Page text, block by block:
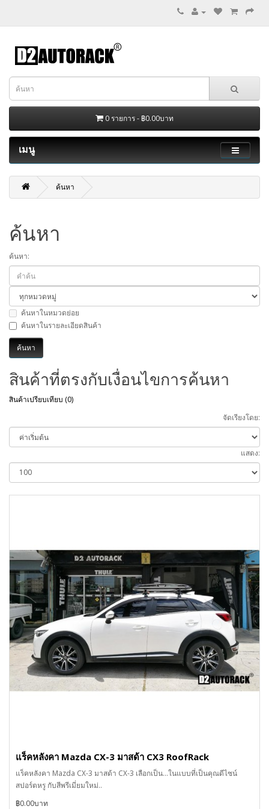
0 รายการ - ฿0.00บาท
เมนู
ค้นหา
ค้นหา
ค้นหา:
ค้นหาในหมวดย่อย
ค้นหาในรายละเอียดสินค้า
สินค้าที่ตรงกับเงื่อนไขการค้นหา
สินค้าเปรียบเทียบ (0)
จัดเรียงโดย:
แสดง:
แร็คหลังคา Mazda CX-3 มาสด้า CX3 RoofRack
แร็คหลังคา Mazda CX-3 มาสด้า CX-3 เลือกเป็น...ในแบบที่เป็นคุณดีไซน์
สปอร์ตหรู กับสีพรีเมี่ยมใหม่..
฿0.00บาท